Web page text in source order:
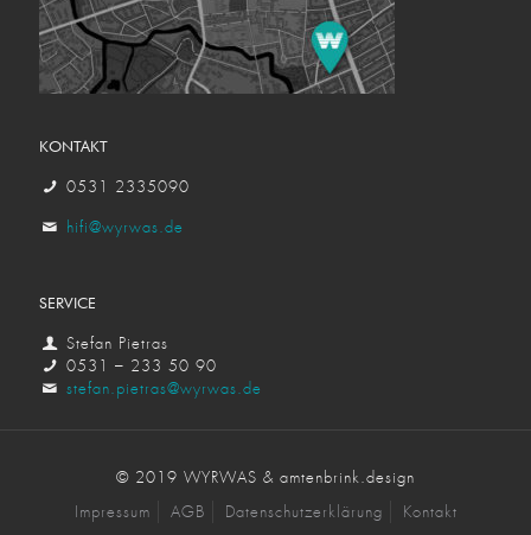
KONTAKT
0531 2335090
hifi@wyrwas.de
SERVICE
Stefan Pietras
0531 – 233 50 90
stefan.pietras@wyrwas.de
© 2019 WYRWAS & amtenbrink.design
Impressum
AGB Datenschutzerklärung Kontakt